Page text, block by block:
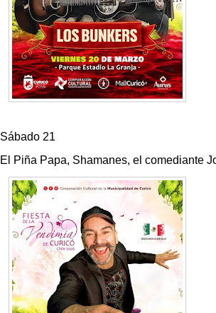
Sábado 21
El Piña Papa, Shamanes, el comediante